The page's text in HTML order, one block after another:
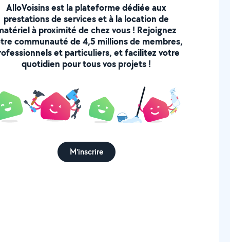
AlloVoisins est la plateforme dédiée aux
prestations de services et à la location de
à proximité de chez vous ! Rejoignez
communauté de 4,5 millions de membres,
et particuliers, et facilitez votre
quotidien pour tous vos projets !
M'inscrire